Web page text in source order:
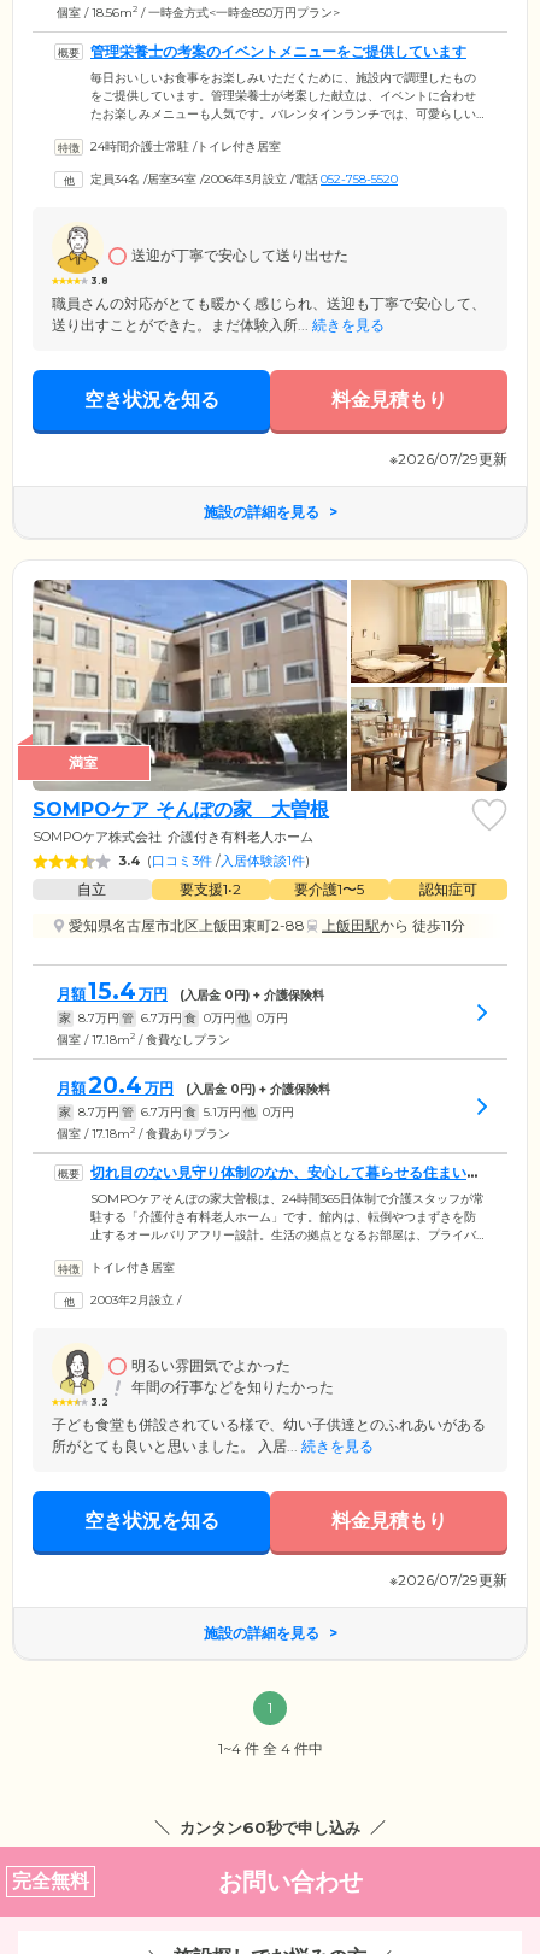
個室 / 18.56m2 / 一時金方式<一時金850万円プラン>
管理栄養士の考案のイベントメニューをご提供しています
毎日おいしいお食事をお楽しみいただくために、施設内で調理したもの
をご提供しています。管理栄養士が考案した献立は、イベントに合わせ
たお楽しみメニューも人気です。バレンタインランチでは、可愛らしい
た。節分には美しい巻きずしをご用意し、「おいしそう」「きれい」と
栄養も損なわない調理法でお作りしています。ご入居者様の体調に合わ
24時間介護士常駐 /トイレ付き居室
定員34名 /居室34室 /2006年3月設立 /電話052-758-5520
3.8
送迎が丁寧で安心して送り出せた
職員さんの対応がとても暖かく感じられ、送迎も丁寧で安心して、
送り出すことができた。まだ体験入所... 続きを見る
空き状況を知る 料金見積もり
※2026/07/29更新
施設の詳細を見る
満室
SOMPOケア そんぽの家 大曽根
SOMPOケア株式会社 介護付き有料老人ホーム
3.4 (口コミ3件 /入居体験談1件)
自立 要支援1•2 要介護1〜5
認知症可
愛知県名古屋市北区上飯田東町2-88
上飯田駅から 徒歩11分
月額15.4 万円 (入居金 0円) + 介護保険料
家 8.7万円 管 6.7万円 食 0万円 他 0万円
個室 / 17.18m2 / 食費なしプラン
月額20.4 万円 (入居金 0円) + 介護保険料
家 8.7万円 管 6.7万円 食 5.1万円 他 0万円
個室 / 17.18m2 / 食費ありプラン
切れ目のない見守り体制のなか、安心して暮らせる住まいで
す
SOMPOケアそんぽの家大曽根は、24時間365日体制で介護スタッフが常
駐する「介護付き有料老人ホーム」です。館内は、転倒やつまずきを防
止するオールバリアフリー設計。生活の拠点となるお部屋は、プライバ
備えており、周囲を気にせずご自分のペースで使用していただけます。
かのご入居者様との会話に花を咲かせながら、なごやかなひとときをお
トイレ付き居室
2003年2月設立 /
3.2
明るい雰囲気でよかった
年間の行事などを知りたかった
子ども食堂も併設されている様で、幼い子供達とのふれあいがある
所がとても良いと思いました。 入居... 続きを見る
空き状況を知る 料金見積もり
※2026/07/29更新
施設の詳細を見る
1
1~4 件 全 4 件中
カンタン60秒で申し込み
完全無料 お問い合わせ